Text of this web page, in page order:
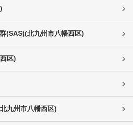
)
(SAS)(北九州市八幡西区)
区)
北九州市八幡西区)